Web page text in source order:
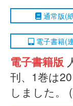
通常版(
電子書籍(
電子書籍版
刊、1巻は
しました。 (